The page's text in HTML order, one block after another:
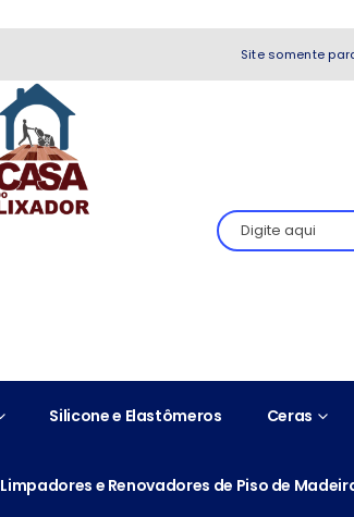
Site somente
Silicone e Elastômeros Ceras
Limpadores e Renovadores de Piso de